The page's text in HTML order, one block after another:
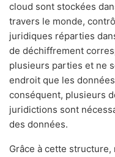
cloud sont stockées
travers le monde,
juridiques réparties
de déchiffrement
plusieurs parties et ne
endroit que les
conséquent, plusieurs
juridictions sont
des données.
Grâce à cette